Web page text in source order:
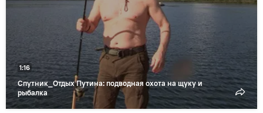
Спутник_Отдых Путина: подводная охота на щуку и
рыбалка
1:16